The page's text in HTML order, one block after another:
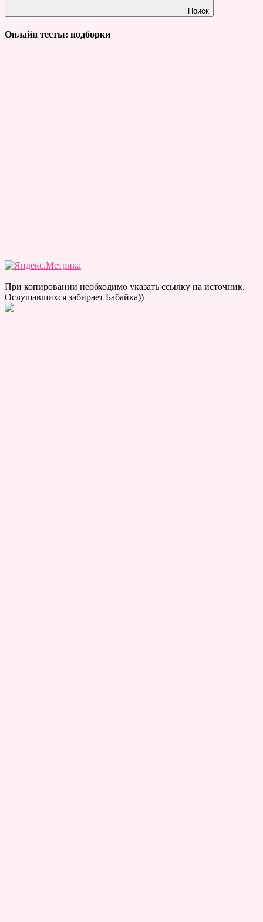
Поиск
Онлайн тесты: подборки
При копировании необходимо указать ссылку на источник.
Ослушавшихся забирает Бабайка))